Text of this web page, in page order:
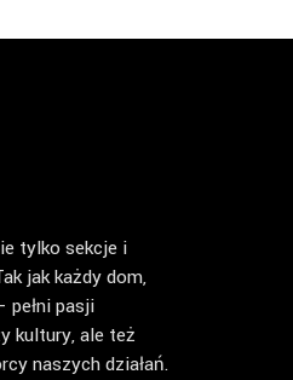
tylko sekcje i
jak każdy dom,
pasji
kultury, ale też
naszych działań.